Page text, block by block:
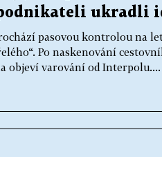
ukradli
pasovou kontrolou na
Po naskenování
objeví varování od Interpolu....